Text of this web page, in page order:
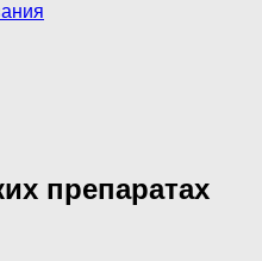
препаратах